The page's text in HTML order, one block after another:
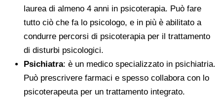
laurea di almeno 4 anni in psicoterapia. Può fare
tutto ciò che fa lo psicologo, e in più è abilitato a
condurre percorsi di psicoterapia per il trattamento
di disturbi psicologici.
Psichiatra: è un medico specializzato in psichiatria.
Può prescrivere farmaci e spesso collabora con lo
psicoterapeuta per un trattamento integrato.